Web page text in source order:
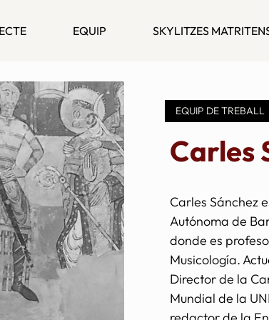
EQUIP SKYLITZES
EQUIP DE TREBALL
Carles
Carles Sánchez
Autónoma de
donde es
Musicología.
Director de la
Mundial de la